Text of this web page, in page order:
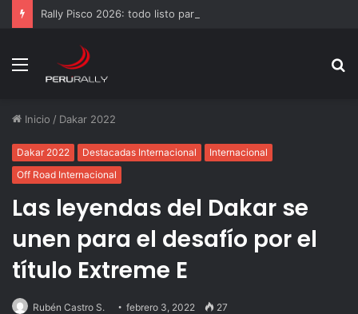
Rally Pisco 2026: todo listo para la gran final del RallyACP
Menú
Inicio / Dakar 2022
Dakar 2022 Destacadas Internacional
Internacional
Off Road Internacional
Las leyendas del Dakar se
unen para el desafío por el
título Extreme E
Rubén Castro S. febrero 3, 2022 27